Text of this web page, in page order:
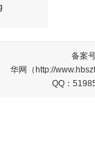
备案
华网（http://
QQ：